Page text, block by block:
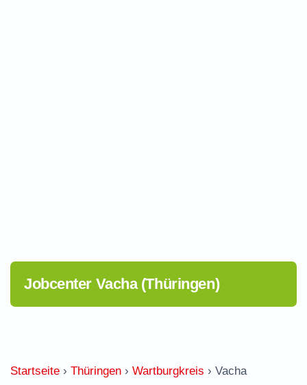
Jobcenter Vacha (Thüringen)
Startseite › Thüringen › Wartburgkreis › Vacha